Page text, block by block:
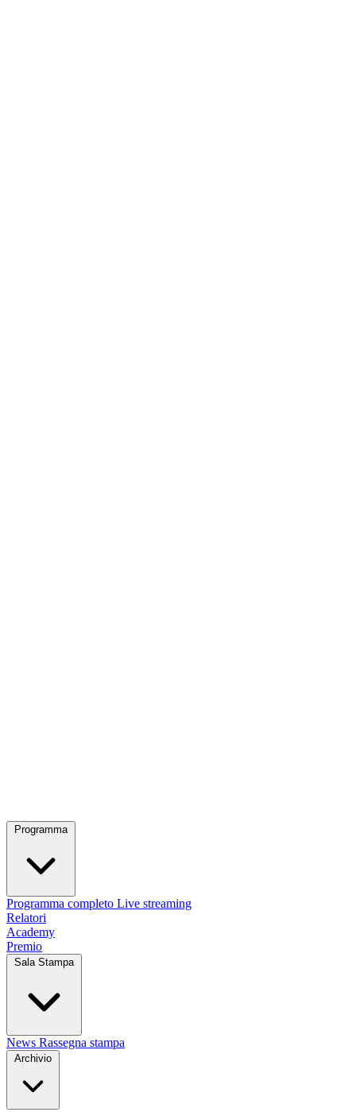
Programma
Programma completo Live streaming
Relatori
Academy
Premio
Sala Stampa
News Rassegna stampa
Archivio